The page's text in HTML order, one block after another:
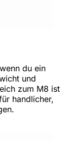
du ein
und
zum M8 ist
handlicher,